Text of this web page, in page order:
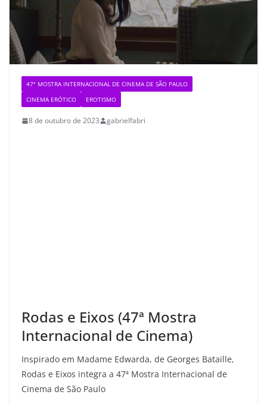
47ª MOSTRA INTERNACIONAL DE CINEMA DE SÃO PAULO
CINEMA ERÓTICO
EROTISMO
8 de outubro de 2023 gabrielfabri
Rodas e Eixos (47ª Mostra
Internacional de Cinema)
Inspirado em Madame Edwarda, de Georges Bataille,
Rodas e Eixos integra a 47ª Mostra Internacional de
Cinema de São Paulo